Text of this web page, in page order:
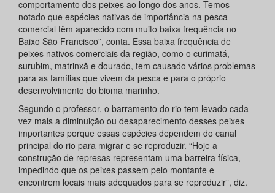
comportamento dos peixes ao longo dos anos. Temos
notado que espécies nativas de importância na pesca
comercial têm aparecido com muito baixa frequência no
Baixo São Francisco”, conta. Essa baixa frequência de
peixes nativos comerciais da região, como o curimatá,
surubim, matrinxã e dourado, tem causado vários problemas
para as famílias que vivem da pesca e para o próprio
desenvolvimento do bioma marinho.
Segundo o professor, o barramento do rio tem levado cada
vez mais a diminuição ou desaparecimento desses peixes
importantes porque essas espécies dependem do canal
principal do rio para migrar e se reproduzir. “Hoje a
construção de represas representam uma barreira física,
impedindo que os peixes passem pelo montante e
encontrem locais mais adequados para se reproduzir”, diz.